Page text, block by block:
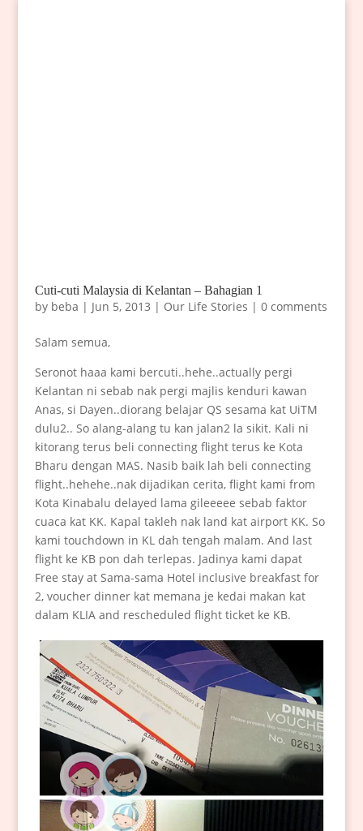
Cuti-cuti Malaysia di Kelantan – Bahagian 1
by beba | Jun 5, 2013 | Our Life Stories | 0 comments
Salam semua,
Seronot haaa kami bercuti..hehe..actually pergi
Kelantan ni sebab nak pergi majlis kenduri kawan
Anas, si Dayen..diorang belajar QS sesama kat UiTM
dulu2.. So alang-alang tu kan jalan2 la sikit. Kali ni
kitorang terus beli connecting flight terus ke Kota
Bharu dengan MAS. Nasib baik lah beli connecting
flight..hehehe..nak dijadikan cerita, flight kami from
Kota Kinabalu delayed lama gileeeee sebab faktor
cuaca kat KK. Kapal takleh nak land kat airport KK. So
kami touchdown in KL dah tengah malam. And last
flight ke KB pon dah terlepas. Jadinya kami dapat
Free stay at Sama-sama Hotel inclusive breakfast for
2, voucher dinner kat memana je kedai makan kat
dalam KLIA and rescheduled flight ticket ke KB.